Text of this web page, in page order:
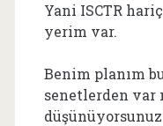
Yani ISCTR
yerim var.
Benim planım
senetlerden var